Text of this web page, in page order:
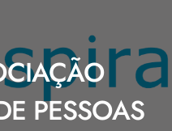
PESSOAS